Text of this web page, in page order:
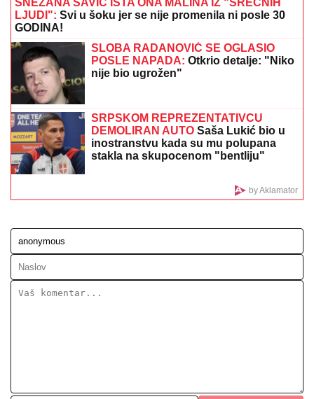
ANELI POKAZALA STAN U DUBROVNIKU, TU JE I
NORA!Evo šta joj ćerka non-stop govori - otvoreno o
suđenju s Asminom: "Stanija je budaletina" (VIDEO)
IMALA JE 47 SINOVA I SAMO JEDNU
ĆERKU:Evo zbog čega je Esma
Redžepova usvajala samo dečake,